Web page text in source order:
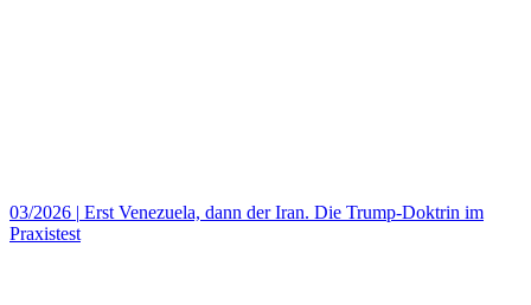
03/2026 | Erst Venezuela, dann der Iran. Die Trump-Doktrin im
Praxistest